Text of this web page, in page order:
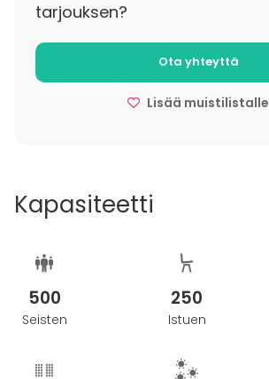
tarjouksen?
Ota yhteyttä
Lisää muistilistalle
Kapasiteetti
500
Seisten
250
Istuen